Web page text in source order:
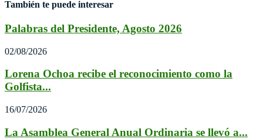
También te puede interesar
Palabras del Presidente, Agosto 2026
02/08/2026
Lorena Ochoa recibe el reconocimiento como la
Golfista...
16/07/2026
La Asamblea General Anual Ordinaria se llevó a...